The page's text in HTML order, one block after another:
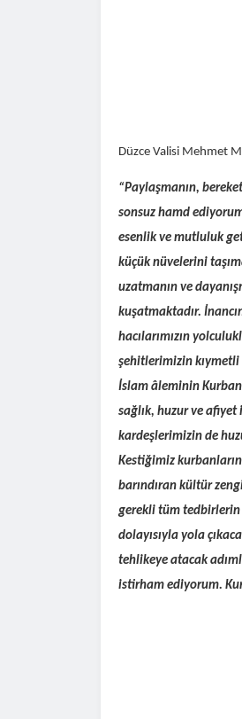
Düzce Valisi Mehmet
“Paylaşmanın,
sonsuz hamd
esenlik ve mutluluk
küçük nüvelerini
uzatmanın ve
kuşatmaktadır.
hacılarımızın
şehitlerimizin
İslam âleminin
sağlık, huzur ve
kardeşlerimizin de
Kestiğimiz
barındıran kültür
gerekli tüm tedbirlerin
dolayısıyla yola
tehlikeye atacak
istirham ediyorum.